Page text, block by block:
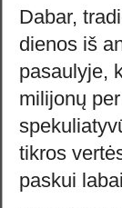
Dabar,
dienos iš
pasaulyje,
milijonų
tikros
paskui